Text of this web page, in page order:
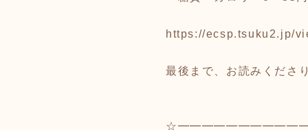
https://ecsp.tsuku2.jp/
最後まで、お読みくださ